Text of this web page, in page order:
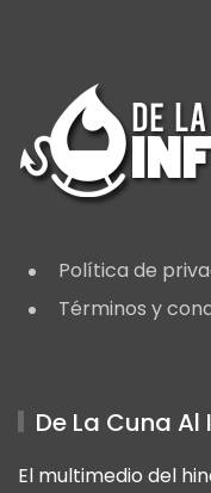
Política de
Términos y
De La Cuna Al
El multimedio del